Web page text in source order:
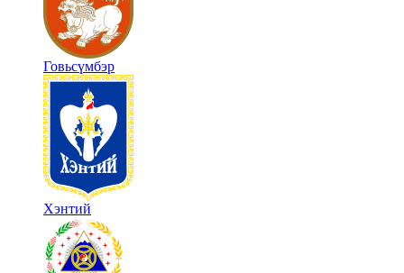
Говьсүмбэр
Хэнтий